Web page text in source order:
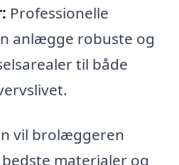
Professionelle
anlægge robuste og
til både
vil brolæggeren
materialer og